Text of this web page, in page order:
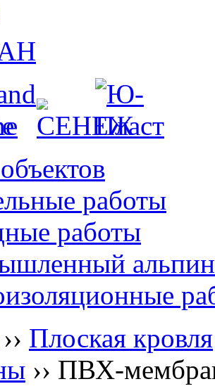
работы
работы
›› Плоская кровля
›› ПВХ-